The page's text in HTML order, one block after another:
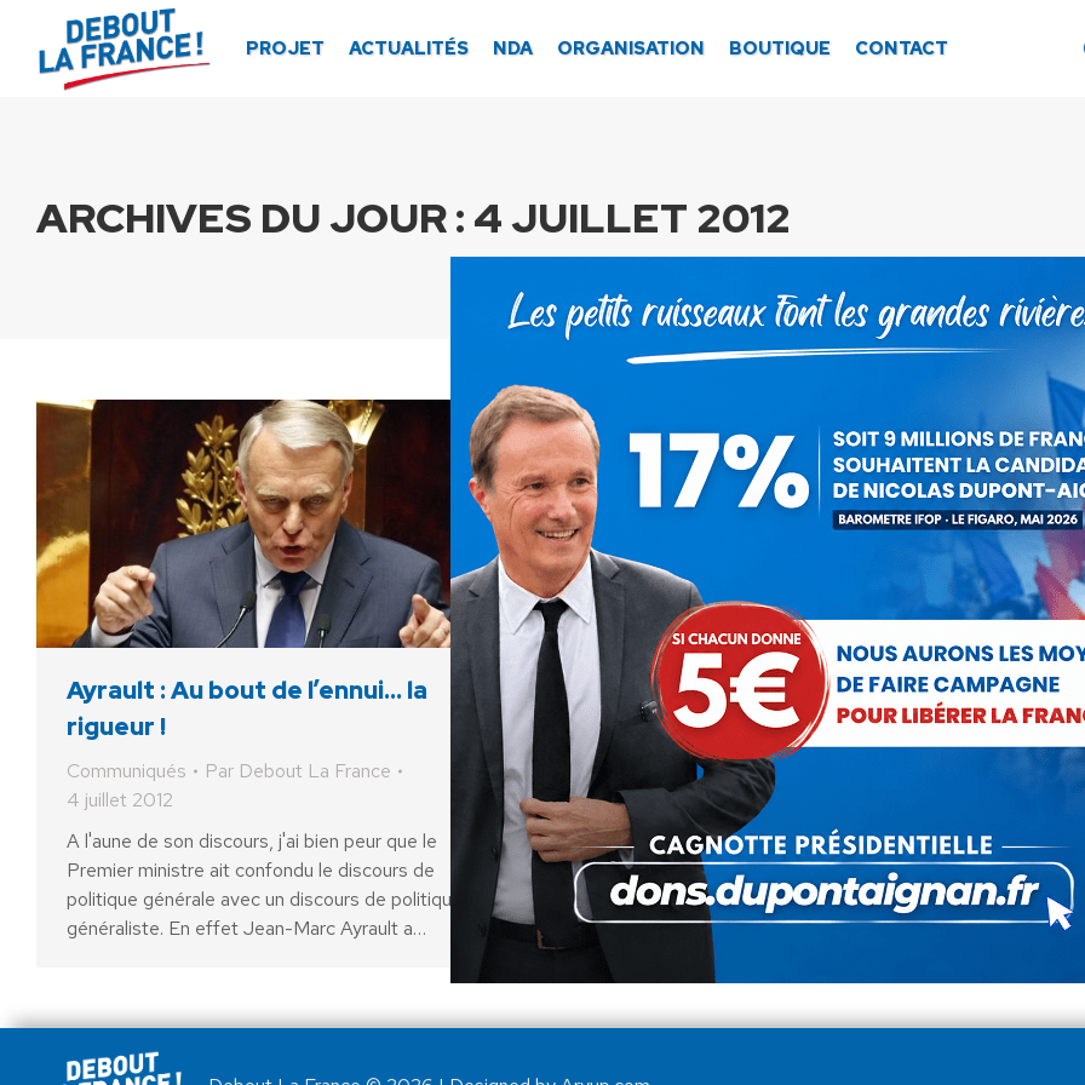
PROJET ACTUALITÉS NDA ORGANISATION BOUTIQUE CONTACT
ARCHIVES DU JOUR : 4 JUILLET 2012
Ayrault : Au bout de l’ennui… la
rigueur !
Communiqués Par Debout La France
4 juillet 2012
A l'aune de son discours, j'ai bien peur que le
Premier ministre ait confondu le discours de
politique générale avec un discours de politique
généraliste. En effet Jean-Marc Ayrault a…
L’euro cher chasse Airbus d’Europe
Actualités ParDebout La France
A croire que le Figaro est totalement inconscient.
Le quotidien de droite se réjouit de « l’offensive
d’Airbus sur le marché américain ». Pourtant, cette
offensive est surtout une catastrophe de plus…
Panneau de gestion des cookies